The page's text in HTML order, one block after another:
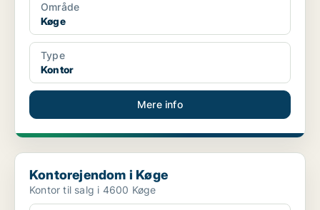
Område
Køge
Type
Kontor
Mere info
Kontorejendom i Køge
Kontorejendom i Køge
Kontor til salg i 4600 Køge